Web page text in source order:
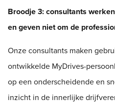
Broodje 3: consultants
en geven niet om de
Onze consultants maken
ontwikkelde MyDrives-
op een onderscheidende en
inzicht in de innerlijke